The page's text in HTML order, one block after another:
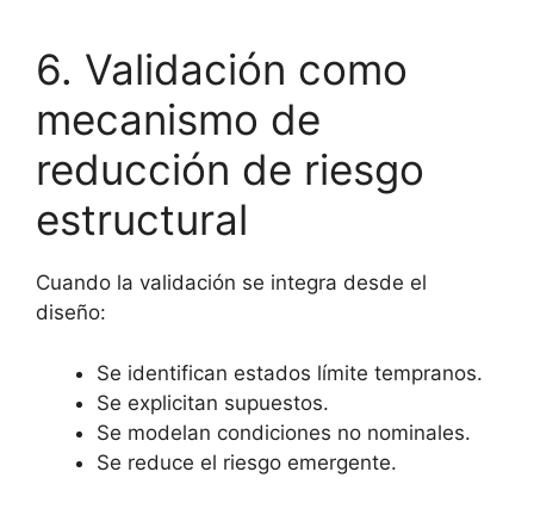
6. Validación como
mecanismo de
reducción de riesgo
estructural
Cuando la validación se integra desde el
diseño:
Se identifican estados límite tempranos.
Se explicitan supuestos.
Se modelan condiciones no nominales.
Se reduce el riesgo emergente.